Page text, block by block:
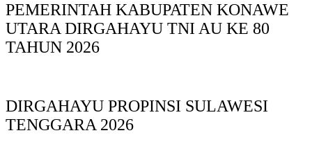
PEMERINTAH KABUPATEN KONAWE
UTARA DIRGAHAYU TNI AU KE 80
TAHUN 2026
DIRGAHAYU PROPINSI SULAWESI
TENGGARA 2026